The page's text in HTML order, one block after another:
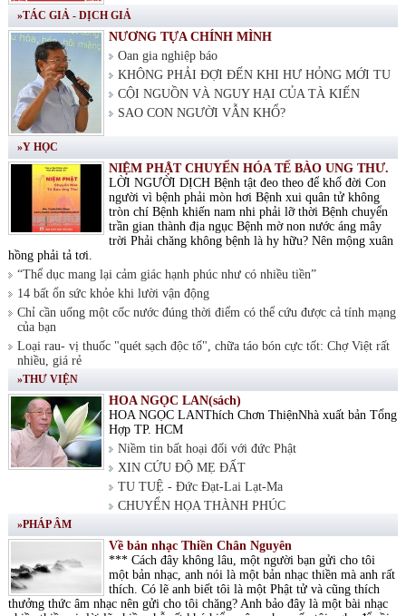
»TÁC GIẢ - DỊCH GIẢ
NƯƠNG TỰA CHÍNH MÌNH
Oan gia nghiệp báo
KHÔNG PHẢI ĐỢI ĐẾN KHI HƯ HỎNG MỚI TU
CỘI NGUỒN VÀ NGUY HẠI CỦA TÀ KIẾN
SAO CON NGƯỜI VẪN KHỔ?
»Y HỌC
NIỆM PHẬT CHUYỂN HÓA TẾ BÀO UNG THƯ.
LỜI NGƯỜI DỊCH Bệnh tật đeo theo để khổ đời Con
người vì bệnh phải mòn hơi Bệnh xui quân tử không
tròn chí Bệnh khiến nam nhi phải lỡ thời Bệnh chuyển
trần gian thành địa ngục Bệnh mờ non nước áng mây
trời Phải chăng không bệnh là hy hữu? Nên mộng xuân
hồng phải tả tơi.
“Thể dục mang lại cảm giác hạnh phúc như có nhiều tiền”
14 bất ổn sức khỏe khi lười vận động
Chỉ cần uống một cốc nước đúng thời điểm có thể cứu được cả tính mạng
của bạn
Loại rau- vị thuốc "quét sạch độc tố", chữa táo bón cực tốt: Chợ Việt rất
nhiều, giá rẻ
»THƯ VIỆN
HOA NGỌC LAN(sách)
HOA NGỌC LANThích Chơn ThiệnNhà xuất bản Tổng
Hợp TP. HCM
Niềm tin bất hoại đối với đức Phật
XIN CỨU ĐỘ MẸ ĐẤT
TU TUỆ - Đức Đạt-Lai Lạt-Ma
CHUYỂN HỌA THÀNH PHÚC
»PHÁP ÂM
Về bản nhạc Thiền Chân Nguyên
*** Cách đây không lâu, một người bạn gửi cho tôi
một bản nhạc, anh nói là một bản nhạc thiền mà anh rất
thích. Có lẽ anh biết tôi là một Phật tử và cũng thích
thưởng thức âm nhạc nên gửi cho tôi chăng? Anh bảo đây là một bài nhạc